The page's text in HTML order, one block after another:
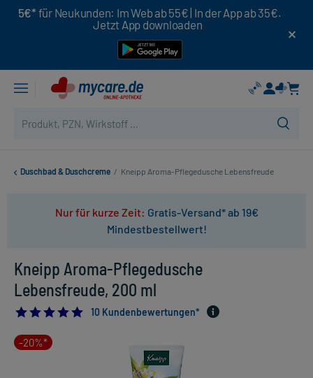
5€* für Neukunden: Im Web ab 55€ | In der App ab 35€.
Jetzt App downloaden
Duschbad & Duschcreme / Kneipp Aroma-Pflegedusche Lebensfreude
Nur für kurze Zeit: Gratis-Versand* ab 19€
Mindestbestellwert!
Kneipp Aroma-Pflegedusche
Lebensfreude, 200 ml
4.8
10 Kundenbewertungen*
-20%*